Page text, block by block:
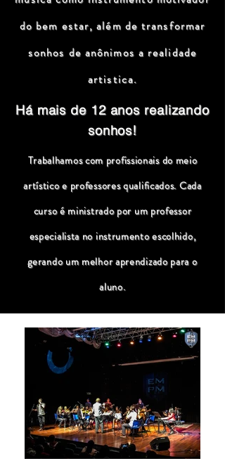
do bem estar, além de transformar
sonhos de anônimos a realidade
artistica.
Há mais de 12 anos realizando
sonhos!
Trabalhamos com profissionais do meio
artístico e professores qualificados. Cada
curso é ministrado por um professor
especialista no instrumento escolhido,
gerando um melhor aprendizado para o
aluno.